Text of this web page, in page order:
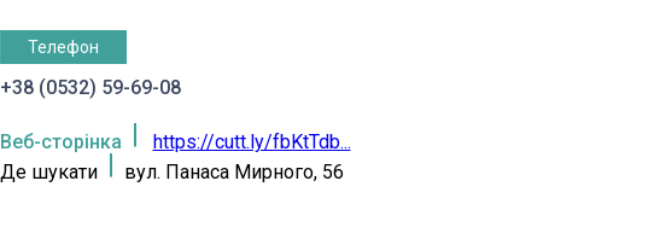
Телефон
+38 (0532) 59-69-08
Веб-сторінка
https://cutt.ly/fbKtTdb...
Де шукати
вул. Панаса Мирного, 56